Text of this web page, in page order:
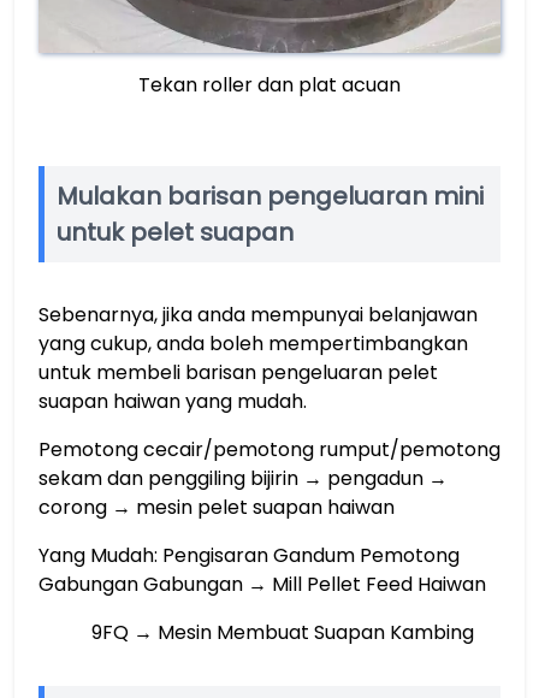
Tekan roller dan plat acuan
Mulakan barisan pengeluaran mini
untuk pelet suapan
Sebenarnya, jika anda mempunyai belanjawan
yang cukup, anda boleh mempertimbangkan
untuk membeli barisan pengeluaran pelet
suapan haiwan yang mudah.
Pemotong cecair/pemotong rumput/pemotong
sekam dan penggiling bijirin → pengadun →
corong → mesin pelet suapan haiwan
Yang Mudah: Pengisaran Gandum Pemotong
Gabungan Gabungan → Mill Pellet Feed Haiwan
9FQ → Mesin Membuat Suapan Kambing